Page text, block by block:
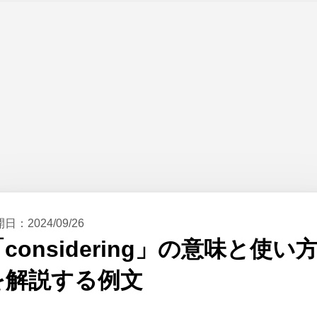
日： 2024/09/26
considering」の意味と使い
解説する例文